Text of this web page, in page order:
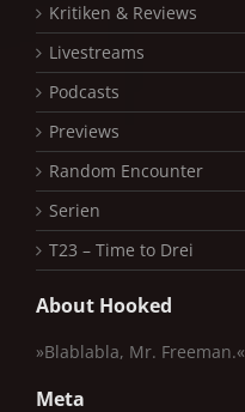
Kritiken & Reviews
Livestreams
Podcasts
Previews
Random Encounter
Serien
T23 – Time to Drei
About Hooked
»Blablabla, Mr. Freeman.«
Meta